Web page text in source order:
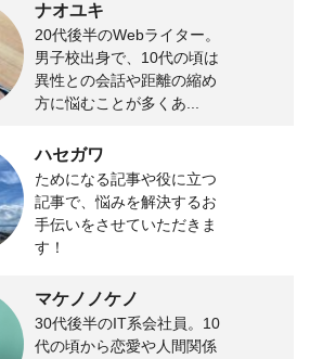
ナオユキ
20代後半のWebライター。
男子校出身で、10代の頃は
異性との会話や距離の縮め
方に悩むことが多くあ...
ハセガワ
ためになる記事や役に立つ
記事で、悩みを解決するお
手伝いをさせていただきま
す！
マケノノケノ
30代後半のIT系会社員。10
代の頃から恋愛や人間関係